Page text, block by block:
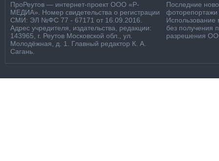
ПроРеутов — интернет-проект ООО «Р-
МЕДИА». Номер свидетельства о регистрации
СМИ: ЭЛ №ФС 77 - 67171 от 16.09.2016.
Адрес учредителя, издательства, редакции:
143965, г. Реутов Московской обл., ул.
Молодёжная, д. 1. Главный редактор К. А.
Сагань.
Последние
фоторепортажи
Использование
без получения
разрешения